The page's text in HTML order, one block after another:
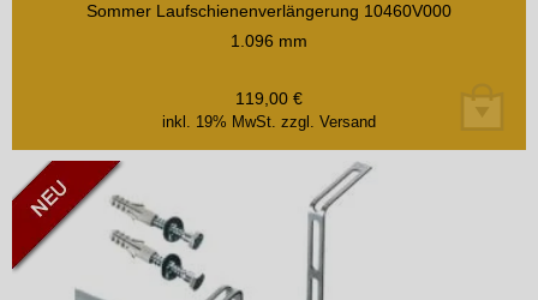
Sommer Laufschienenverlängerung 10460V000
1.096 mm
inkl. 19% MwSt. zzgl. Versand
119,00 €